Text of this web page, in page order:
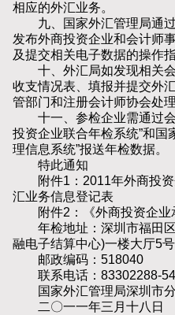
相应的外汇业务。
九、国家外汇管理局通过
发布外商投资企业和会计师
及提交相关电子数据的操作指
十、外汇局如发现相关会
收支情况表、填报并提交外
管部门和注册会计师协会处理
十一、参检企业需通过会
投资企业联合年检系统”和国
理信息系统”报送年检数据。
特此通知
附件1：2011年外商投资
汇业务信息登记表
附件2：《外商投资企业
年检地址：深圳市福田区
融电子结算中心)一楼大厅5
邮政编码：518040
联系电话：83302288-
国家外汇管理局深圳市
二〇一一年三月十八日